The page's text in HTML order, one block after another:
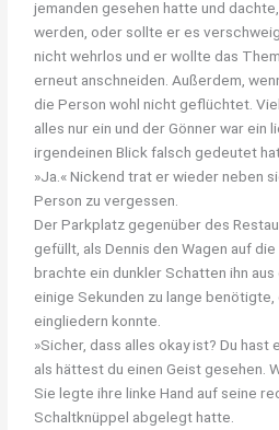
jemanden gesehen hatte und
werden, oder sollte er es
nicht wehrlos und er wollte das
erneut anschneiden. Außerdem,
die Person wohl nicht geflüchtet.
alles nur ein und der Gönner war ein
irgendeinen Blick falsch gedeutet
»Ja.« Nickend trat er wieder neben
Person zu vergessen.
Der Parkplatz gegenüber des
gefüllt, als Dennis den Wagen auf
brachte ein dunkler Schatten ihn
einige Sekunden zu lange
eingliedern konnte.
»Sicher, dass alles okay ist? Du hast
als hättest du einen Geist gesehen.
Sie legte ihre linke Hand auf seine
Schaltknüppel abgelegt hatte.